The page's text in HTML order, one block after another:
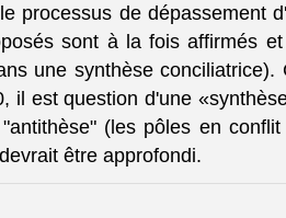
processus de dépassement
sont à la fois affirmés
une synthèse
il est question d'une
(les pôles en
être approfondi.